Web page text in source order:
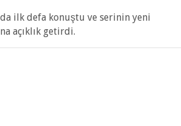
ilk defa konuştu ve serinin yeni
açıklık getirdi.